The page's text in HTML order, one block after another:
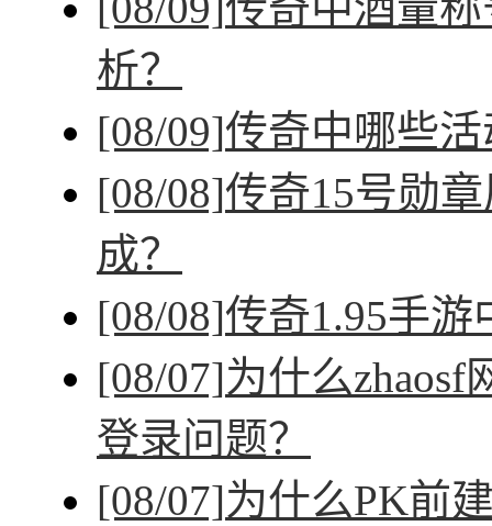
析？
[08/09]传奇中哪些
[08/08]传奇15号勋
成？
[08/08]传奇1.95手
[08/07]为什么
登录问题？
[08/07]为什么PK前